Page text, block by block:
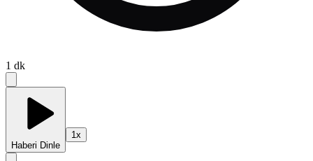
1 dk
Haberi Dinle
1x